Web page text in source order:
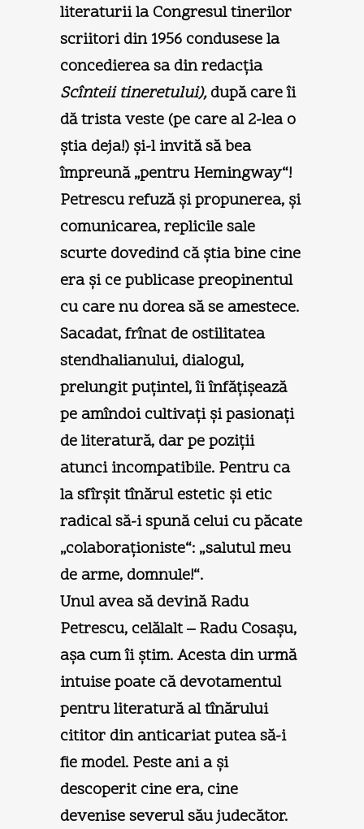
literaturii la Congresul tinerilor
scriitori din 1956 condusese la
concedierea sa din redacţia
Scînteii tineretului),după care îi
dă trista veste (pe care al 2-lea o
ştia deja!) şi-l invită să bea
împreună „pentru Hemingway“!
Petrescu refuză şi propunerea, şi
comunicarea, replicile sale
scurte dovedind că ştia bine cine
era şi ce publicase preopinentul
cu care nu dorea să se amestece.
Sacadat, frînat de ostilitatea
stendhalianului, dialogul,
prelungit puţintel, îi înfăţişează
pe amîndoi cultivaţi şi pasionaţi
de literatură, dar pe poziţii
atunci incompatibile. Pentru ca
la sfîrşit tînărul estetic şi etic
radical să-i spună celui cu păcate
„colaboraţioniste“: „salutul meu
de arme, domnule!“.
Unul avea să devină Radu
Petrescu, celălalt – Radu Cosaşu,
aşa cum îi ştim. Acesta din urmă
intuise poate că devotamentul
pentru literatură al tînărului
cititor din anticariat putea să-i
fie model. Peste ani a şi
descoperit cine era, cine
devenise severul său judecător.